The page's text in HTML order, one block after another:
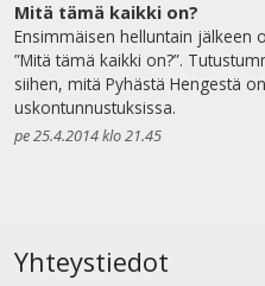
Mitä tämä kaikki on?
Ensimmäisen helluntain jälkeen
”Mitä tämä kaikki on?”.
siihen, mitä Pyhästä Hengestä
uskontunnustuksissa.
pe 25.4.2014 klo 21.45
Yhteystiedot